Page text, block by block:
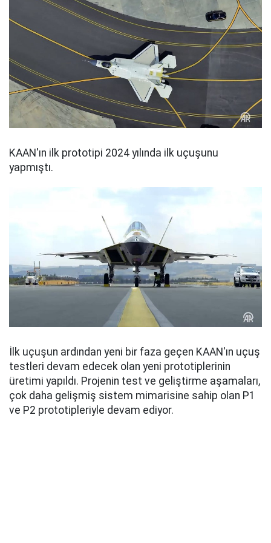
KAAN'ın ilk prototipi 2024 yılında ilk uçuşunu
yapmıştı.
İlk uçuşun ardından yeni bir faza geçen KAAN'ın uçuş
testleri devam edecek olan yeni prototiplerinin
üretimi yapıldı. Projenin test ve geliştirme aşamaları,
çok daha gelişmiş sistem mimarisine sahip olan P1
ve P2 prototipleriyle devam ediyor.